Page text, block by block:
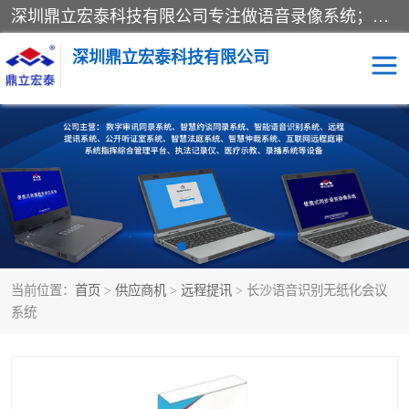
深圳鼎立宏泰科技有限公司专注做语音录像系统；主要服务有：约谈室同步录音录像系统、设计数字询问同步录音录像、数字约谈室同步录音录像、公开听证室、智慧庭审、智能语音识别转写、远程提讯（提审）、记录仪、远程指挥综合管理平台、录播系统等
深圳鼎立宏泰科技有限公司
当前位置： 首页 > 供应商机 > 远程提讯 > 长沙语音识别无纸化会议
系统
同步录音录像设备 便携式审讯设备
数字法庭 听证室
远程提讯 语音识别